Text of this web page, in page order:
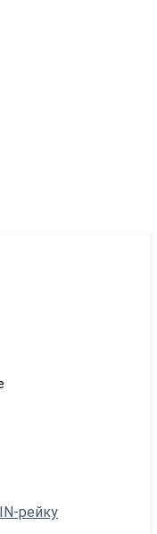
рейку